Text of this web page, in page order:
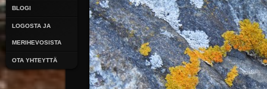
BLOGI
LOGOSTA JA
MERIHEVOSISTA
OTA YHTEYTTÄ